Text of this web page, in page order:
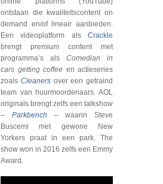
ontstaan die kwaliteitscontent on
demand en/of lineair aanbieden.
Een videoplatform als Crackle
brengt premium content met
programma’s als Comedian in
cars getting coffee en actieseries
zoals Cleanersover een getraind
team van huurmoordenaars. AOL
originals brengt zelfs een talkshow
– Parkbench – waarin Steve
Buscemi met gewone New
Yorkers praat in een park. The
show won in 2016 zelfs een Emmy
Award.